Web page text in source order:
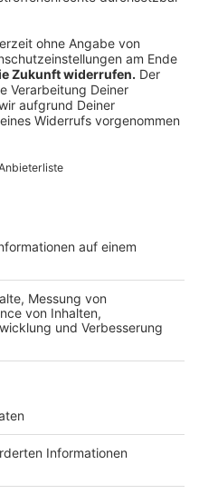
by Nelson Müller
Küche, bei uns die
Müller lädt uns
lassen. Nelson nimmt
uns in die
Profikochs ein. Der
ist etwas für alle
alle von euch, die
ist und kein
der
man überall genießen
nix, wenn's
gibt esInfos zu den